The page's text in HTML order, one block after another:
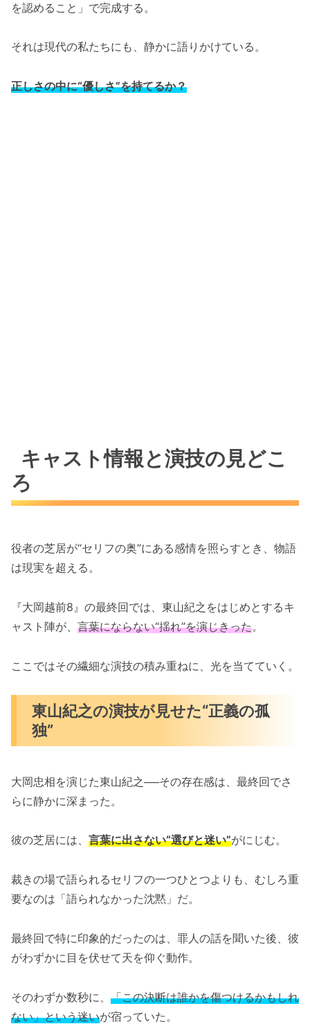
を認めること」で完成する。
それは現代の私たちにも、静かに語りかけている。
正しさの中に“優しさ”を持てるか？
キャスト情報と演技の見どこ
ろ
役者の芝居が“セリフの奥”にある感情を照らすとき、物語
は現実を超える。
『大岡越前8』の最終回では、東山紀之をはじめとするキ
ャスト陣が、 言葉にならない“揺れ”を演じきった。
ここではその繊細な演技の積み重ねに、光を当てていく。
東山紀之の演技が見せた“正義の孤
独”
大岡忠相を演じた東山紀之──その存在感は、最終回でさ
らに静かに深まった。
彼の芝居には、 言葉に出さない“選びと迷い”がにじむ。
裁きの場で語られるセリフの一つひとつよりも、むしろ重
要なのは「語られなかった沈黙」だ。
最終回で特に印象的だったのは、罪人の話を聞いた後、彼
がわずかに目を伏せて天を仰ぐ動作。
そのわずか数秒に、 「この決断は誰かを傷つけるかもしれ
ない」という迷いが宿っていた。